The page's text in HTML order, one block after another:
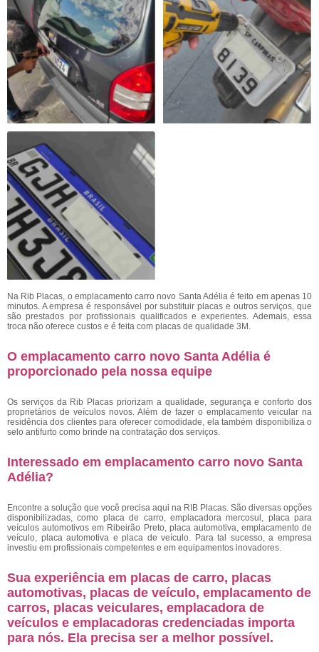
Na Rib Placas, o emplacamento carro novo Santa Adélia é feito em apenas 10
minutos. A empresa é responsável por substituir placas e outros serviços, que
são prestados por profissionais qualificados e experientes. Ademais, essa
troca não oferece custos e é feita com placas de qualidade 3M.
O emplacamento carro novo Santa Adélia é
proporcionado pela nossa equipe
Os serviços da Rib Placas priorizam a qualidade, segurança e conforto dos
proprietários de veículos novos. Além de fazer o emplacamento veicular na
residência dos clientes para oferecer comodidade, ela também disponibiliza o
selo antifurto como brinde na contratação dos serviços.
Interessado em emplacamento carro novo Santa
Adélia?
Encontre a solução que você precisa aqui na RIB Placas. São diversas opções
disponibilizadas, como placa de carro, emplacadora mercosul, placa para
veículos automotivos em Ribeirão Preto, placa automotiva, emplacamento de
veículo, placa automotiva e placa de veículo. Para tal sucesso, a empresa
investiu em profissionais competentes e em equipamentos inovadores.
Sua experiência em placas de carro, placas
automotivas, placas de veículo, emplacamento de
carros, placas veiculares, emplacadora de
veículos e emplacadoras credenciadas importa
para nós. Ela precisa ser a melhor possível.